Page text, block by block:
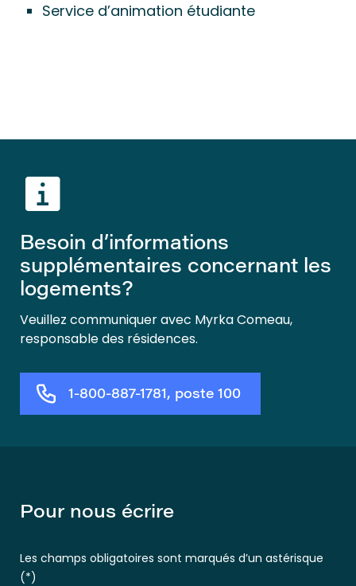
Service d’animation étudiante
Besoin d’informations
supplémentaires concernant les
logements?
Veuillez communiquer avec Myrka Comeau,
responsable des résidences.
1-800-887-1781, poste 100
Pour nous écrire
Les champs obligatoires sont marqués d’un astérisque
(*)